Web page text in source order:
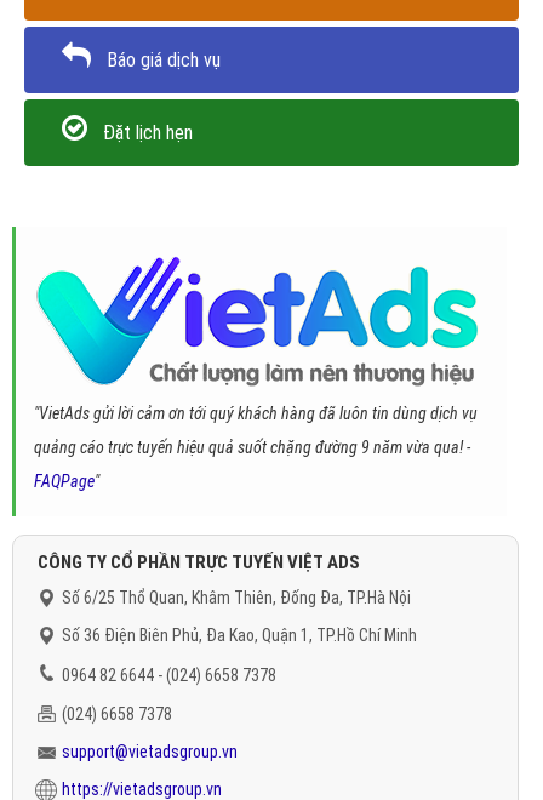
Báo giá dịch vụ
Đặt lịch hẹn
"VietAds gửi lời cảm ơn tới quý khách hàng đã luôn tin dùng dịch vụ
quảng cáo trực tuyến hiệu quả suốt chặng đường 9 năm vừa qua! -
FAQPage"
CÔNG TY CỔ PHẦN TRỰC TUYẾN VIỆT ADS
Số 6/25 Thổ Quan, Khâm Thiên, Đống Đa, TP.Hà Nội
Số 36 Điện Biên Phủ, Đa Kao, Quận 1, TP.Hồ Chí Minh
0964 82 6644 - (024) 6658 7378
(024) 6658 7378
support@vietadsgroup.vn
https://vietadsgroup.vn